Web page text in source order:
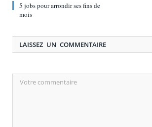
5 jobs pour arrondir ses fins de
mois
LAISSEZ UN COMMENTAIRE